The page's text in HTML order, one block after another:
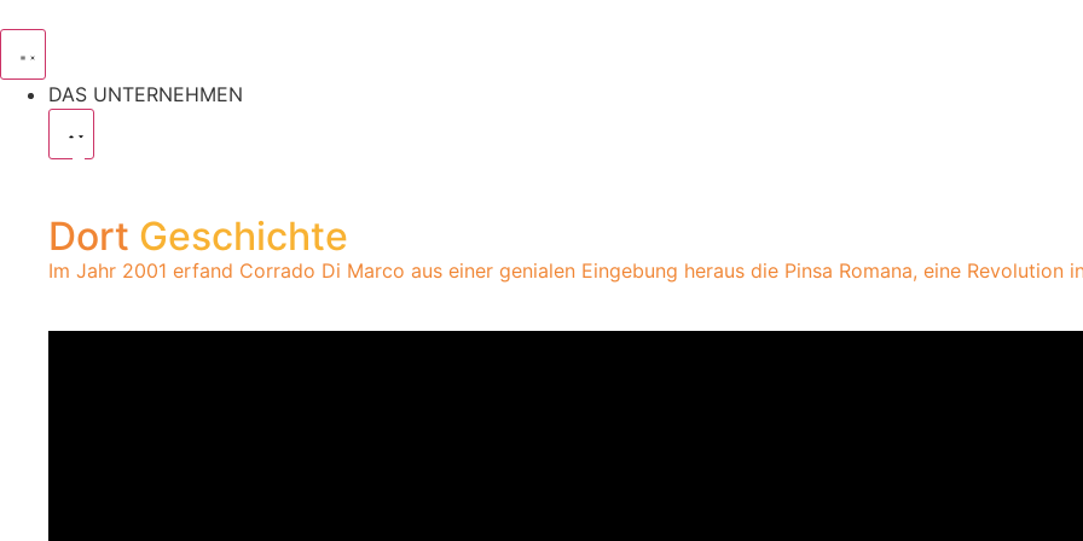
DAS UNTERNEHMEN
Dort Geschichte
Im Jahr 2001 erfand Corrado Di Marco aus einer genialen Eingebung heraus die Pinsa Romana, eine Revolution